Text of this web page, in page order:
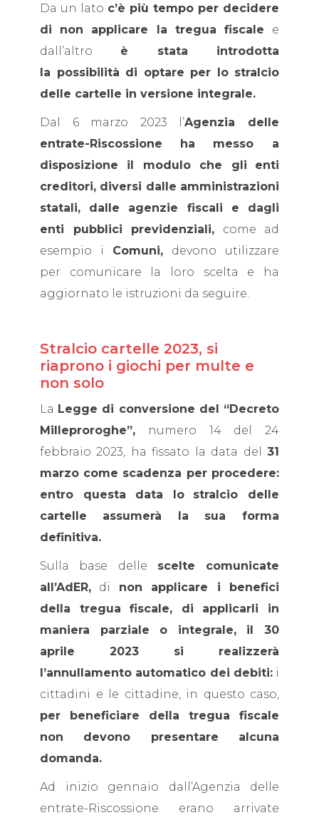
Da un lato c’è più tempo per decidere
di non applicare la tregua fiscale e
dall’altro è stata introdotta
la possibilità di optare per lo stralcio
delle cartelle in versione integrale.
Dal 6 marzo 2023 l’Agenzia delle
entrate-Riscossione
ha messo a
disposizione il modulo che gli
enti
creditori, diversi dalle amministrazioni
statali, dalle agenzie fiscali e dagli
enti pubblici previdenziali, come ad
esempio i Comuni, devono utilizzare
per comunicare la loro scelta e ha
aggiornato le istruzioni da seguire.
Stralcio cartelle 2023, si
riaprono i giochi per multe e
non solo
La Legge di conversione del “Decreto
Milleproroghe”, numero 14 del 24
febbraio 2023, ha fissato la data del 31
marzo come scadenza per procedere:
entro questa data lo
stralcio delle
cartelle
assumerà la sua forma
definitiva.
Sulla base delle scelte comunicate
all’AdER, di non applicare i benefici
della tregua fiscale, di applicarli in
maniera parziale o integrale, il 30
aprile 2023 si realizzerà
l’annullamento automatico dei debiti:i
cittadini e le cittadine, in questo caso,
per beneficiare della tregua fiscale
non devono presentare alcuna
domanda.
Ad inizio gennaio dall’Agenzia delle
entrate-Riscossione erano arrivate